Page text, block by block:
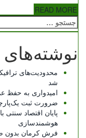
READ MORE
جستجو
برای:
نوشته‌های
محدودیت‌های
شد
امیدواری به
ضرورت ثبت
پایان اقتصاد سنتی
هوشمندسازی
فرش کرمان بدون